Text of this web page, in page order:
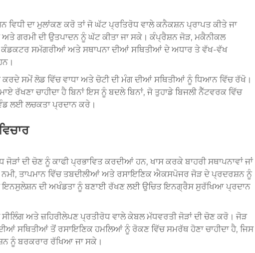
ਦਾ ਮੁਲਾਂਕਣ ਕਰੋ ਤਾਂ ਜੋ ਘੱਟ ਪ੍ਰਤਿਰੋਧ ਵਾਲੇ ਕਨੈਕਸ਼ਨ ਪ੍ਰਾਪਤ ਕੀਤੇ ਜਾ
ਅਤੇ ਗਰਮੀ ਦੀ ਉਤਪਾਦਨ ਨੂੰ ਘੱਟ ਕੀਤਾ ਜਾ ਸਕੇ। ਕੰਪ੍ਰੈਸ਼ਨ ਜੋੜ, ਮਕੈਨੀਕਲ
ਸਮੱਗਰੀਆਂ ਅਤੇ ਸਥਾਪਨਾ ਦੀਆਂ ਸਥਿਤੀਆਂ ਦੇ ਅਧਾਰ ਤੇ ਵੱਖ-ਵੱਖ
ਸਮੇਂ ਲੋਡ ਵਿੱਚ ਵਾਧਾ ਅਤੇ ਚੋਟੀ ਦੀ ਮੰਗ ਦੀਆਂ ਸਥਿਤੀਆਂ ਨੂੰ ਧਿਆਨ ਵਿੱਚ ਰੱਖੋ।
ਰੱਖਣਾ ਚਾਹੀਦਾ ਹੈ ਬਿਨਾਂ ਇਸ ਨੂੰ ਬਦਲੇ ਬਿਨਾਂ, ਜੋ ਤੁਹਾਡੇ ਬਿਜਲੀ ਨੈੱਟਵਰਕ ਵਿੱਚ
ਲਈ ਲਚਕਤਾ ਪ੍ਰਦਾਨ ਕਰੇ।
ਦੀ ਚੋਣ ਨੂੰ ਕਾਫੀ ਪ੍ਰਭਾਵਿਤ ਕਰਦੀਆਂ ਹਨ, ਖਾਸ ਕਰਕੇ ਬਾਹਰੀ ਸਥਾਪਨਾਵਾਂ ਜਾਂ
ਤਾਪਮਾਨ ਵਿੱਚ ਤਬਦੀਲੀਆਂ ਅਤੇ ਰਸਾਇਣਿਕ ਐਕਸਪੋਜਰ ਜੋੜ ਦੇ ਪ੍ਰਦਰਸ਼ਨ ਨੂੰ
ਇਨਸੁਲੇਸ਼ਨ ਦੀ ਅਖੰਡਤਾ ਨੂੰ ਬਣਾਈ ਰੱਖਣ ਲਈ ਉਚਿਤ ਇਨਗ੍ਰੈਸ ਸੁਰੱਖਿਆ ਪ੍ਰਦਾਨ
ਅਤੇ ਜ਼ਹਿਰੀਲੇਪਣ ਪ੍ਰਤੀਰੋਧ ਵਾਲੇ ਕੇਬਲ ਮੱਧਵਰਤੀ ਜੋੜਾਂ ਦੀ ਚੋਣ ਕਰੋ। ਜੋੜ
ਸਥਿਤੀਆਂ ਤੋਂ ਰਸਾਇਣਿਕ ਹਮਲਿਆਂ ਨੂੰ ਰੋਕਣ ਵਿੱਚ ਸਮਰੱਥ ਹੋਣਾ ਚਾਹੀਦਾ ਹੈ, ਜਿਸ
ਨੂੰ ਬਰਕਰਾਰ ਰੱਖਿਆ ਜਾ ਸਕੇ।